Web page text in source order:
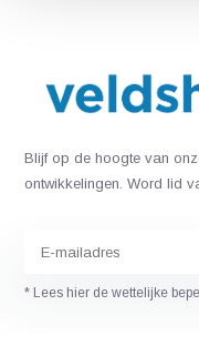
Blijf op de hoogte van
ontwikkelingen. Word lid
* Lees hier de wettelijke